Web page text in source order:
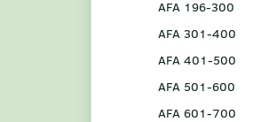
AFA 196-300
AFA 301-400
AFA 401-500
AFA 501-600
AFA 601-700